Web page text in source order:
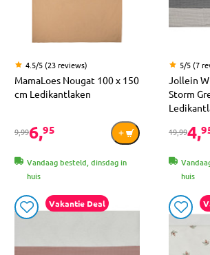
4.5/5 (23 reviews)
MamaLoes Nougat 100 x 150
cm Ledikantlaken
9,996,95
Vandaag besteld, dinsdag in
huis
5/5 (7
Jollein
Storm
19,994,
huis
Vakantie Deal